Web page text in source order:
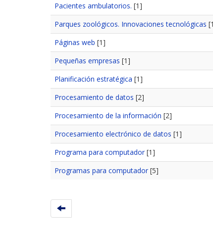
Pacientes ambulatorios. [1]
Parques zoológicos. Innovaciones tecnológicas
Páginas web [1]
Pequeñas empresas [1]
Planificación estratégica [1]
Procesamiento de datos [2]
Procesamiento de la información [2]
Procesamiento electrónico de datos [1]
Programa para computador[1]
Programas para computador[5]